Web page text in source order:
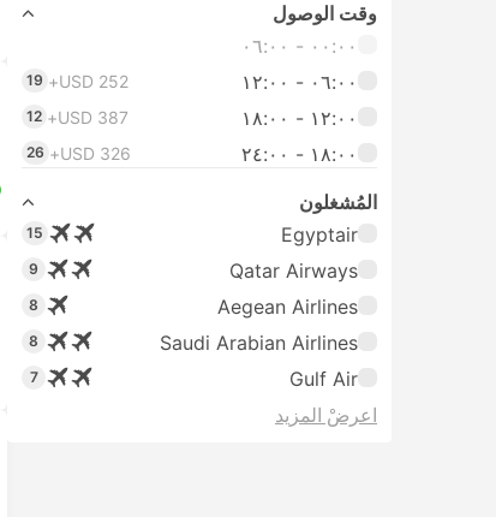
وقت الوصول
٠٠:٠٠ ‏- ٠٦:٠٠
٠٦:٠٠ ‏- ١٢:٠٠
USD 252+
19
١٢:٠٠ ‏- ١٨:٠٠ USD 387+
12
١٨:٠٠ ‏-‏ ٢٤:٠٠ USD 326+
26
المُشغلون
Egyptair
15
Qatar Airways
9
Aegean Airlines
8
Saudi Arabian Airlines
8
Gulf Air
7
اعرضْ المزيد